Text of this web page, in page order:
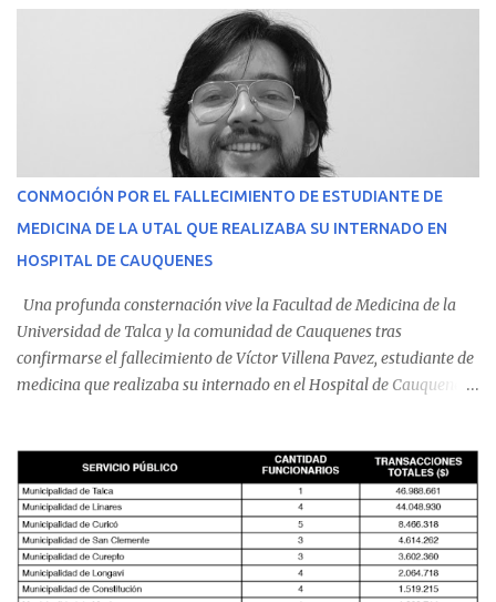
CONMOCIÓN POR EL FALLECIMIENTO DE ESTUDIANTE DE
MEDICINA DE LA UTAL QUE REALIZABA SU INTERNADO EN
HOSPITAL DE CAUQUENES
Una profunda consternación vive la Facultad de Medicina de la
Universidad de Talca y la comunidad de Cauquenes tras
confirmarse el fallecimiento de Víctor Villena Pavez, estudiante de
medicina que realizaba su internado en el Hospital de Cauquenes.
malestares físicos. Dada la complejidad de su estado de salud, el
equipo médico determinó su traslado de urgencia al Hospital
Regional de Talca y dado la urgencia la ambulancia partió hacia
Talca con escolta de Carabineros. En medio del traslado, el
estudiante de medicina de 25 años, se agravó y pese a los esfuerzos
del personal de emergencia terminó falleciendo, sin alcanzar a